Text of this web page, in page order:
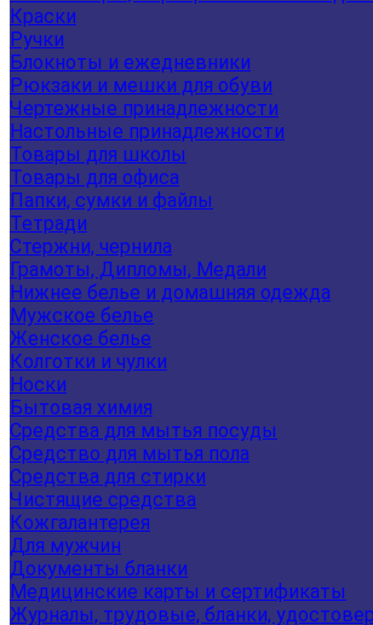
Краски
Ручки
Блокноты и ежедневники
Рюкзаки и мешки для обуви
Чертежные принадлежности
Настольные принадлежности
Товары для школы
Товары для офиса
Папки, сумки и файлы
Тетради
Стержни, чернила
Грамоты, Дипломы, Медали
Нижнее белье и домашняя одежда
Мужское белье
Женское белье
Колготки и чулки
Носки
Бытовая химия
Средства для мытья посуды
Средство для мытья пола
Средства для стирки
Чистящие средства
Кожгалантерея
Для мужчин
Документы бланки
Медицинские карты и сертификаты
Журналы, трудовые, бланки,